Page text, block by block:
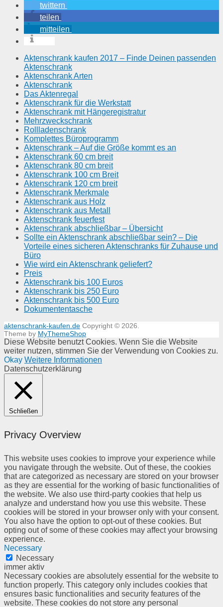
twittern
teilen
mitteilen
Aktenschrank kaufen 2017 – Finde Deinen passenden
Aktenschrank
Aktenschrank Arten
Aktenschrank
Das Aktenregal
Aktenschrank für die Werkstatt
Aktenschrank mit Hängeregistratur
Mehrzweckschrank
Rollladenschrank
Komplettes Büroprogramm
Aktenschrank – Auf die Größe kommt es an
Aktenschrank 60 cm breit
Aktenschrank 80 cm breit
Aktenschrank 100 cm Breit
Aktenschrank 120 cm breit
Aktenschrank Merkmale
Aktenschrank aus Holz
Aktenschrank aus Metall
Aktenschrank feuerfest
Aktenschrank abschließbar – Übersicht
Sollte ein Aktenschrank abschließbar sein? – Die
Vorteile eines sicheren Aktenschranks für Zuhause und
Büro
Wie wird ein Aktenschrank geliefert?
Preis
Aktenschrank bis 100 Euros
Aktenschrank bis 250 Euro
Aktenschrank bis 500 Euro
Dokumententasche
aktenschrank-kaufen.de Copyright © 2026.
Theme by MyThemeShop
Diese Website benutzt Cookies. Wenn Sie die Website
weiter nutzen, stimmen Sie der Verwendung von Cookies zu.
Okay Weitere Informationen
Datenschutzerklärung
Schließen
Privacy Overview
This website uses cookies to improve your experience while
you navigate through the website. Out of these, the cookies
that are categorized as necessary are stored on your browser
as they are essential for the working of basic functionalities of
the website. We also use third-party cookies that help us
analyze and understand how you use this website. These
cookies will be stored in your browser only with your consent.
You also have the option to opt-out of these cookies. But
opting out of some of these cookies may affect your browsing
experience.
Necessary
Necessary
immer aktiv
Necessary cookies are absolutely essential for the website to
function properly. This category only includes cookies that
ensures basic functionalities and security features of the
website. These cookies do not store any personal